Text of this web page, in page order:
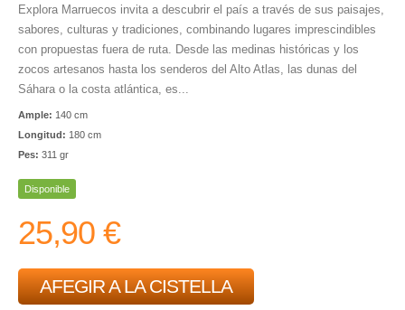
Explora Marruecos invita a descubrir el país a través de sus paisajes,
sabores, culturas y tradiciones, combinando lugares imprescindibles
con propuestas fuera de ruta. Desde las medinas históricas y los
zocos artesanos hasta los senderos del Alto Atlas, las dunas del
Sáhara o la costa atlántica, es...
Ample: 140 cm
Longitud: 180 cm
Pes: 311 gr
Disponible
25,90 €
AFEGIR A LA CISTELLA